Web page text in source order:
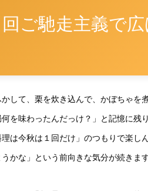
ご馳走主義で広
して、栗を炊き込んで、かぼちゃを
を味わったんだっけ？」と記憶に残
は今秋は１回だけ」のつもりで楽し
かな」という前向きな気分が続きます